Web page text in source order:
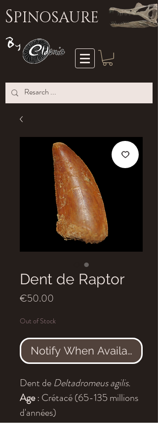
SPINOSAURE
Dent de Raptor
€50.00
Out of Stock
Notify When Available
Dent de Deltadromeus agilis.
Age: Crétacé (65-135 millions
d'années)
Localité: Tegana, Kem-Kem,